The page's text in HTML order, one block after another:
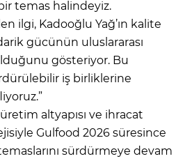
temas halindeyiz.
ilgi, Kadooğlu Yağ’ın kalite
gücünün uluslararası
gösteriyor. Bu
iş birliklerine
altyapısı ve ihracat
Gulfood 2026 süresince
sürdürmeye devam